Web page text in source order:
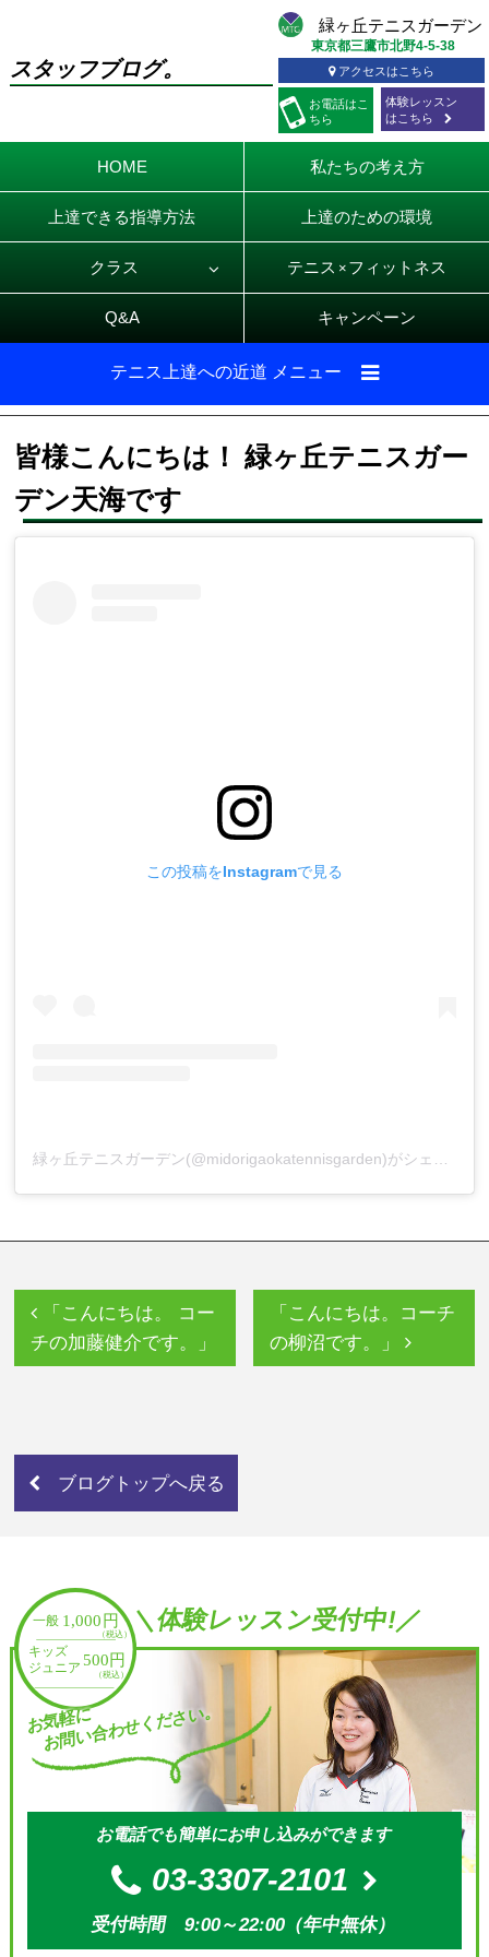
スタッフブログ。
お電話はこ
ちら
東京都三鷹市北野4-5-38
アクセスはこちら
体験レッスン
はこちら
HOME 私たちの考え方
上達できる指導方法 上達のための環境
クラス テニス × フィットネス
Q&A キャンペーン
テニス上達への近道 メニュー
皆様こんにちは！ 緑ヶ丘テニスガー
デン天海です
この投稿をInstagramで見る
緑ヶ丘テニスガーデン(@midorigaokatennisgarden)がシェアした投稿
「こんにちは。コーチ
の柳沼です。」
「こんにちは。 コー
チの加藤健介です。」
ブログトップへ戻る
＼体験レッスン受付中!／
お気軽に
お問い合わせください。
お電話でも簡単にお申し込みができます
03-3307-2101
受付時間 9:00～22:00（年中無休）